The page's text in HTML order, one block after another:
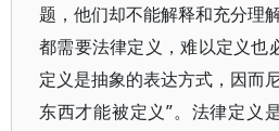
题，他们却不能解释和充分理
都需要法律定义，难以定义也
定义是抽象的表达方式，因而
东西才能被定义”。法律定义